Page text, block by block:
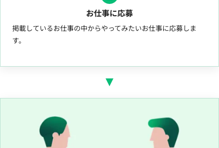
お仕事に応募
掲載しているお仕事の中からやってみたいお仕事に応募しま
す。